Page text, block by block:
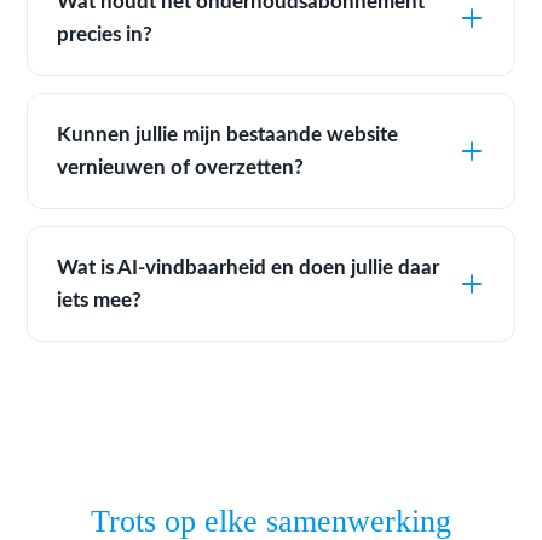
precies in?
Kunnen jullie mijn bestaande website
vernieuwen of overzetten?
Wat is AI-vindbaarheid en doen jullie daar
iets mee?
Trots op elke samenwerking